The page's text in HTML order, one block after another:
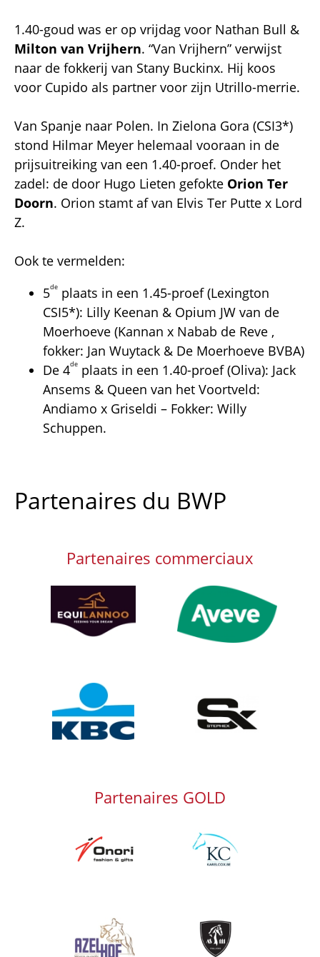
1.40-goud was er op vrijdag voor Nathan Bull &
Milton van Vrijhern. “Van Vrijhern” verwijst
naar de fokkerij van Stany Buckinx. Hij koos
voor Cupido als partner voor zijn Utrillo-merrie.
Van Spanje naar Polen. In Zielona Gora (CSI3*)
stond Hilmar Meyer helemaal vooraan in de
prijsuitreiking van een 1.40-proef. Onder het
zadel: de door Hugo Lieten gefokte Orion Ter
Doorn. Orion stamt af van Elvis Ter Putte x Lord
Z.
Ook te vermelden:
5de plaats in een 1.45-proef (Lexington
CSI5*): Lilly Keenan & Opium JW van de
Moerhoeve (Kannan x Nabab de Reve ,
fokker: Jan Wuytack & De Moerhoeve BVBA)
De 4de plaats in een 1.40-proef (Oliva): Jack
Ansems & Queen van het Voortveld:
Andiamo x Griseldi – Fokker: Willy
Schuppen.
Partenaires du BWP
Partenaires commerciaux
Afbeelding Afbeelding
Afbeelding
Partenaires GOLD
Afbeelding Afbeelding
Afbeelding Afbeelding